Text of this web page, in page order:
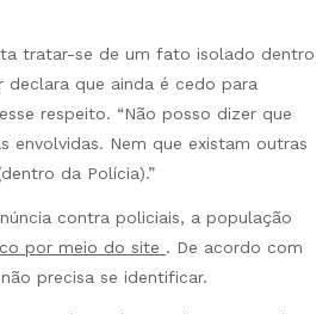
tratar-se de um fato isolado dentro
que ainda é cedo para
respeito. “Não posso dizer que
envolvidas. Nem que existam outras
da Polícia).”
contra policiais, a população
por meio do site . De acordo com
precisa se identificar.